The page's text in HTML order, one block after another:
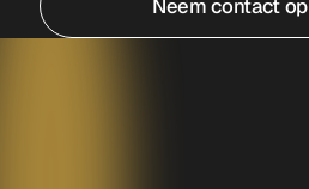
Neem contact op